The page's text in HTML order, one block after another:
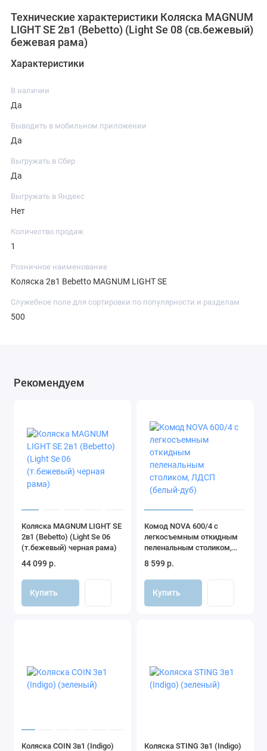
Технические характеристики Коляска MAGNUM
LIGHT SE 2в1 (Bebetto) (Light Se 08 (св.бежевый)
бежевая рама)
Характеристики
В наличии
Да
Выводить в мобильном приложении
Да
Выгружать в Сбер
Да
Выгружать в Яндекс
Нет
Количество продаж
1
Розничное наименование
Коляска 2в1 Bebetto MAGNUM LIGHT SE
Служебное поле для сортировки по популярности и разделам
500
Рекомендуем
Коляска MAGNUM LIGHT SE
2в1 (Bebetto) (Light Se 06
(т.бежевый) черная рама)
44 099 р.
Купить
Комод NOVA 600/4 с
легкосъемным откидным
пеленальным столиком,
8 599 р.
Купить
Коляска COIN 3в1 (Indigo)
Коляска STING 3в1 (Indigo)